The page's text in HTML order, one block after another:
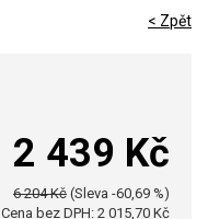
< Zpět
2 439 Kč
6 204 Kč (Sleva -60,69 %)
Cena bez DPH: 2 015,70 Kč